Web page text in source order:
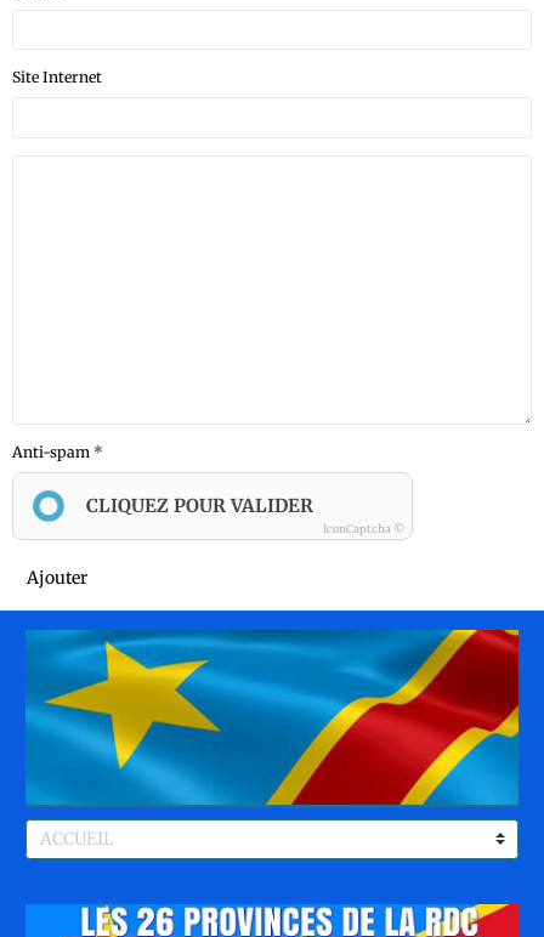
Site Internet
Anti-spam
CLIQUEZ POUR VALIDER
IconCaptcha ©
Ajouter